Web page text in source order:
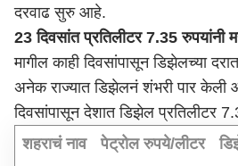
दरवाढ सुरु आहे.
23 दिवसांत प्रतिलीटर 7.35 रुपयांनी
मागील काही दिवसांपासून डिझेलच्या
अनेक राज्यात डिझेलनं शंभरी पार केली
दिवसांपासून देशात डिझेल प्रतिलीटर
शहराचं नाव
पेट्रोल रुपये/लीटर